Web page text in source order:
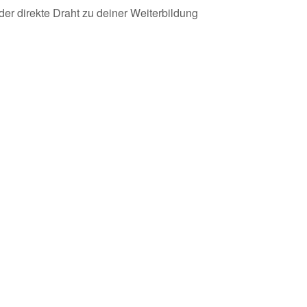
direkte Draht zu deiner Weiterbildung